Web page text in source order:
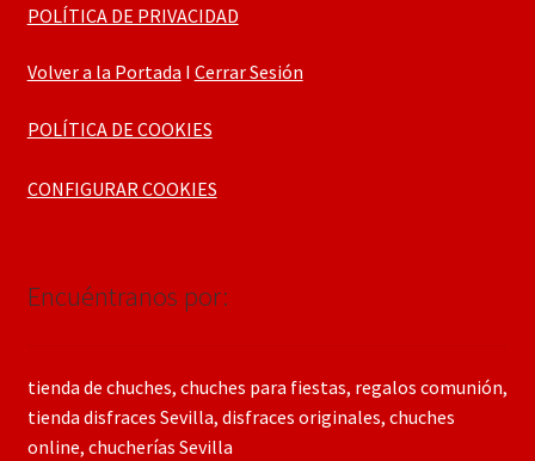
POLÍTICA DE PRIVACIDAD
Volver a la Portada I Cerrar Sesión
POLÍTICA DE COOKIES
CONFIGURAR COOKIES
Encuéntranos por:
tienda de chuches, chuches para fiestas, regalos comunión,
tienda disfraces Sevilla, disfraces originales, chuches
online, chucherías Sevilla